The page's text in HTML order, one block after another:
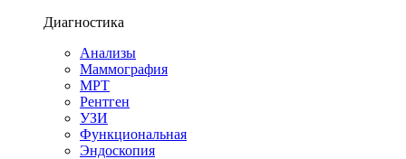
Диагностика
Анализы
Маммография
МРТ
Рентген
УЗИ
Функциональная
Эндоскопия